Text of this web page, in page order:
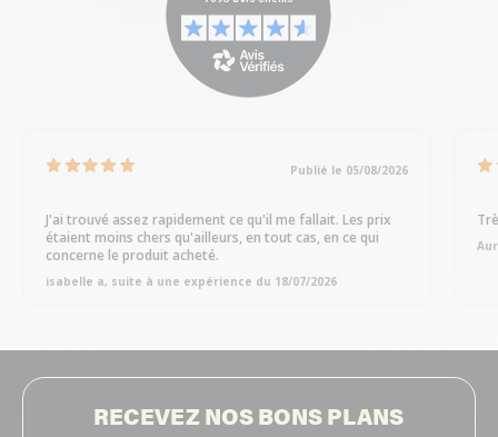
Publié le 05/08/2026
J'ai trouvé assez rapidement ce qu'il me fallait. Les prix
étaient moins chers qu'ailleurs, en tout cas, en ce qui
concerne le produit acheté.
isabelle a, suite à une expérience du 18/07/2026
RECEVEZ NOS BONS PLANS